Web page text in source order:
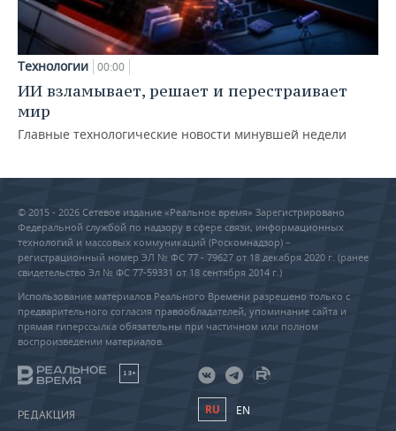
Технологии 00:00
ИИ взламывает, решает и перестраивает
мир
Главные технологические новости минувшей недели
© 2015 - 2026 Сетевое издание «Реальное время» Зарегистрировано
Федеральной службой по надзору в сфере связи, информационных
технологий и массовых коммуникаций (Роскомнадзор) –
регистрационный номер ЭЛ № ФС 77 - 79627 от 18 декабря 2020 г. (ранее
свидетельство Эл № ФС 77-59331 от 18 сентября 2014 г.)
Использование материалов Реального Времени разрешено только с
предварительного согласия правообладателей, упоминание сайта и
прямая гиперссылка обязательны при частичном или полном
воспроизведении материалов.
18+
РЕДАКЦИЯ
RU EN